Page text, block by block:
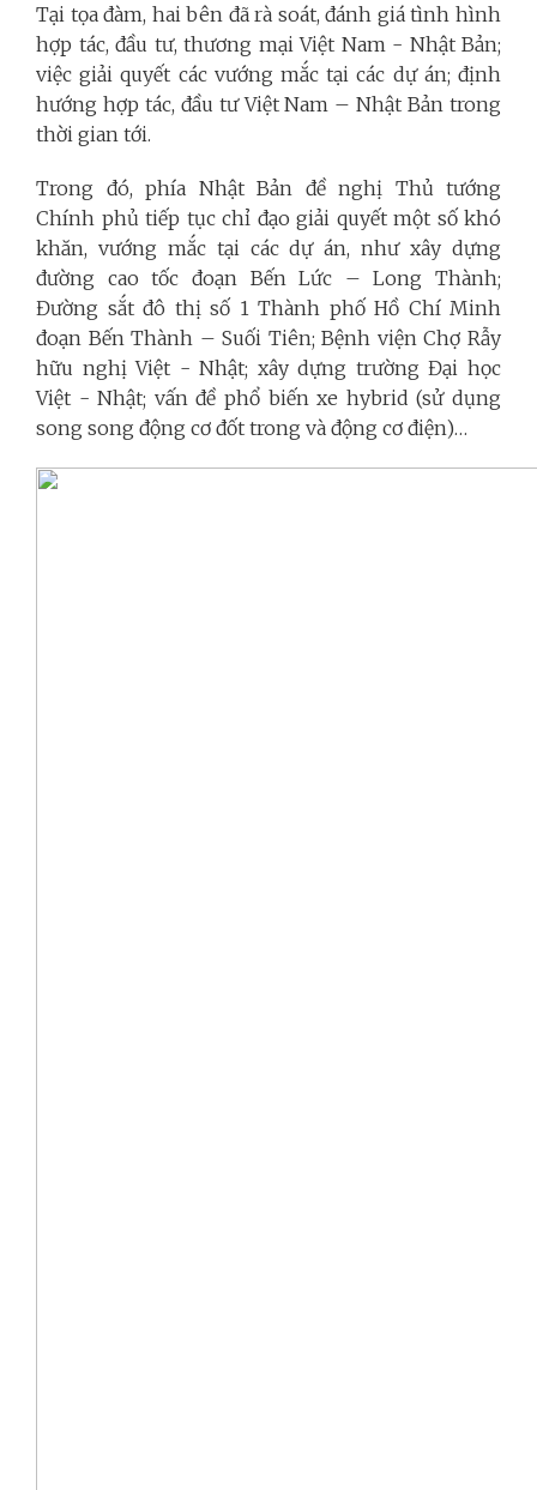
Tại tọa đàm, hai bên đã rà soát, đánh giá tình hình
hợp tác, đầu tư, thương mại Việt Nam - Nhật Bản;
việc giải quyết các vướng mắc tại các dự án; định
hướng hợp tác, đầu tư Việt Nam – Nhật Bản trong
thời gian tới.
Trong đó, phía Nhật Bản đề nghị Thủ tướng
Chính phủ tiếp tục chỉ đạo giải quyết một số khó
khăn, vướng mắc tại các dự án, như xây dựng
đường cao tốc đoạn Bến Lức – Long Thành;
Đường sắt đô thị số 1 Thành phố Hồ Chí Minh
đoạn Bến Thành – Suối Tiên; Bệnh viện Chợ Rẫy
hữu nghị Việt - Nhật; xây dựng trường Đại học
Việt - Nhật; vấn đề phổ biến xe hybrid (sử dụng
song song động cơ đốt trong và động cơ điện)…